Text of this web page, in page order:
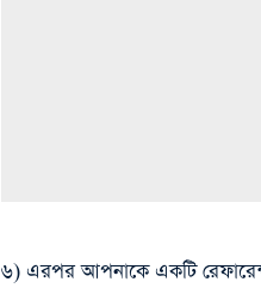
৬) এরপর আপনাকে একটি রেফারেন্স